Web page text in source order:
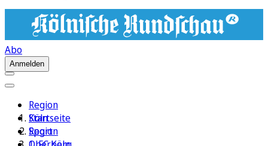
Abo
Anmelden
Region
Köln
Sport
Startseite
Region